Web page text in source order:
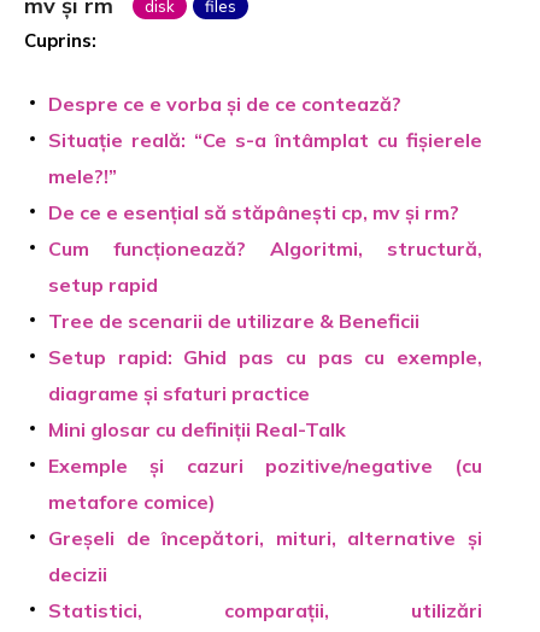
disk files
Cuprins:
Despre ce e vorba și de ce contează?
Situație reală: “Ce s-a întâmplat cu fișierele
mele?!”
De ce e esențial să stăpânești cp, mv și rm?
Cum funcționează? Algoritmi, structură,
setup rapid
Tree de scenarii de utilizare & Beneficii
Setup rapid: Ghid pas cu pas cu exemple,
diagrame și sfaturi practice
Mini glosar cu definiții Real-Talk
Exemple și cazuri pozitive/negative (cu
metafore comice)
Greșeli de începători, mituri, alternative și
decizii
Statistici, comparații, utilizări